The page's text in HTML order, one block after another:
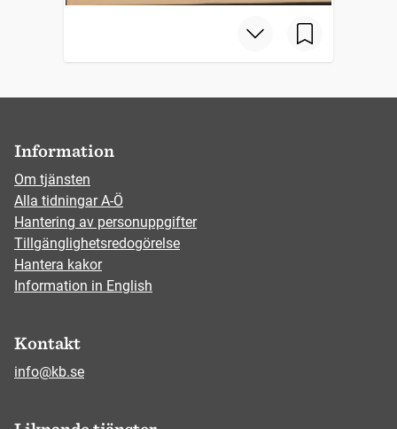
Information
Om tjänsten
Alla tidningar A-Ö
Hantering av personuppgifter
Tillgänglighetsredogörelse
Hantera kakor
Information in English
Kontakt
info@kb.se